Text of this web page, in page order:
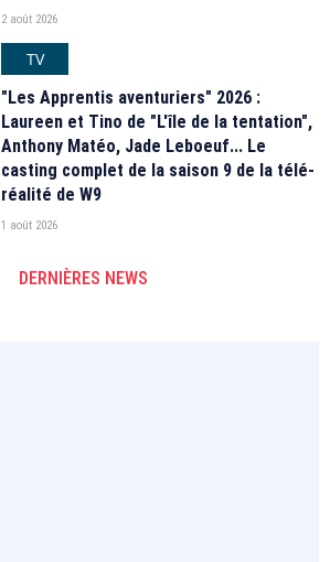
2 août 2026
TV
"Les Apprentis aventuriers" 2026 :
Laureen et Tino de "L'île de la tentation",
Anthony Matéo, Jade Leboeuf... Le
casting complet de la saison 9 de la télé-
réalité de W9
1 août 2026
DERNIÈRES NEWS